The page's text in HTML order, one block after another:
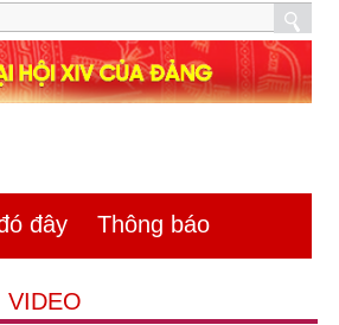
đây Thông báo
VIDEO